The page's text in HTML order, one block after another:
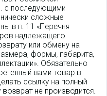
с последующими
сложные
в п. 11 «Перечня
надлежащего
или обмену на
формы, габарита,
Обязательно
вами товар в
ссылку на полный
не производится.